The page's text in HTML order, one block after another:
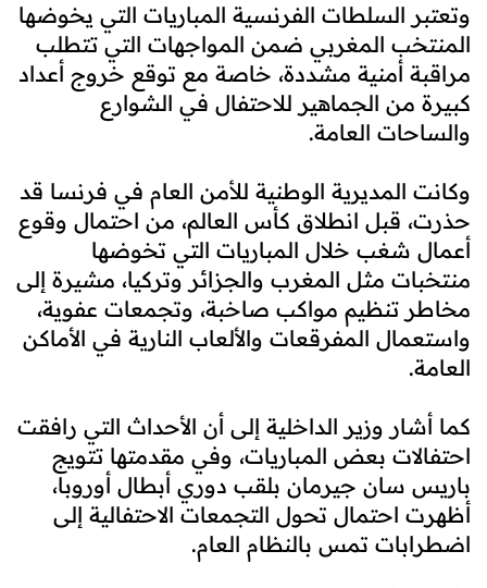
وتعتبر السلطات الفرنسية المباريات التي يخوضها
المنتخب المغربي ضمن المواجهات التي تتطلب
مراقبة أمنية مشددة، خاصة مع توقع خروج أعداد
كبيرة من الجماهير للاحتفال في الشوارع
والساحات العامة.
وكانت المديرية الوطنية للأمن العام في فرنسا قد
حذرت، قبل انطلاق كأس العالم، من احتمال وقوع
أعمال شغب خلال المباريات التي تخوضها
منتخبات مثل المغرب والجزائر وتركيا، مشيرة إلى
مخاطر تنظيم مواكب صاخبة، وتجمعات عفوية،
واستعمال المفرقعات والألعاب النارية في الأماكن
العامة.
كما أشار وزير الداخلية إلى أن الأحداث التي رافقت
احتفالات بعض المباريات، وفي مقدمتها تتويج
باريس سان جيرمان بلقب دوري أبطال أوروبا،
أظهرت احتمال تحول التجمعات الاحتفالية إلى
اضطرابات تمس بالنظام العام.